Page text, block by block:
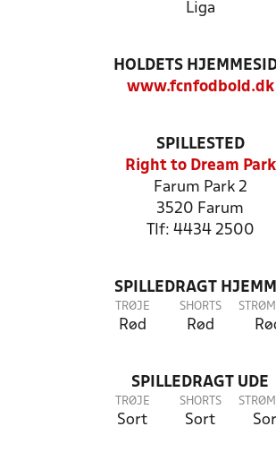
Liga
HOLDETS
www.fcnfodbold.dk
SPILLESTED
Right to Dream Park
Farum Park 2
3520 Farum
Tlf: 4434 2500
SPILLEDRAGT
TRØJE
Rød
SHORTS
Rød
SPILLEDRAGT UDE
TRØJE
Sort
SHORTS
Sort